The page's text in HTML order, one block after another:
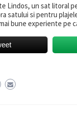
Lindos, un sat litoral
satului si pentru
bune experiente pe